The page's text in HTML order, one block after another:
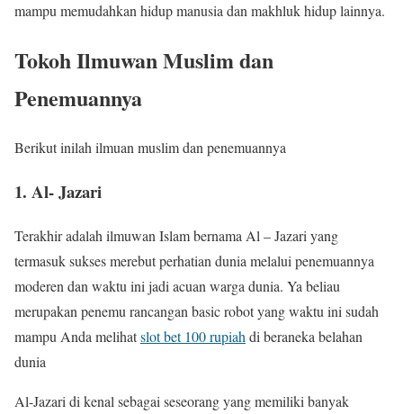
mampu memudahkan hidup manusia dan makhluk hidup lainnya.
Tokoh Ilmuwan Muslim dan
Penemuannya
Berikut inilah ilmuan muslim dan penemuannya
1. Al- Jazari
Terakhir adalah ilmuwan Islam bernama Al – Jazari yang
termasuk sukses merebut perhatian dunia melalui penemuannya
moderen dan waktu ini jadi acuan warga dunia. Ya beliau
merupakan penemu rancangan basic robot yang waktu ini sudah
mampu Anda melihatslot bet 100 rupiah di beraneka belahan
dunia
Al-Jazari di kenal sebagai seseorang yang memiliki banyak